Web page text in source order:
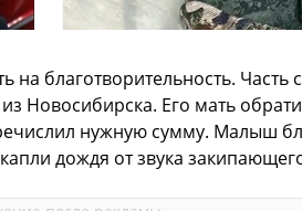
благотворительность. Часть
Новосибирска. Его мать
нужную сумму. Малыш
дождя от звука